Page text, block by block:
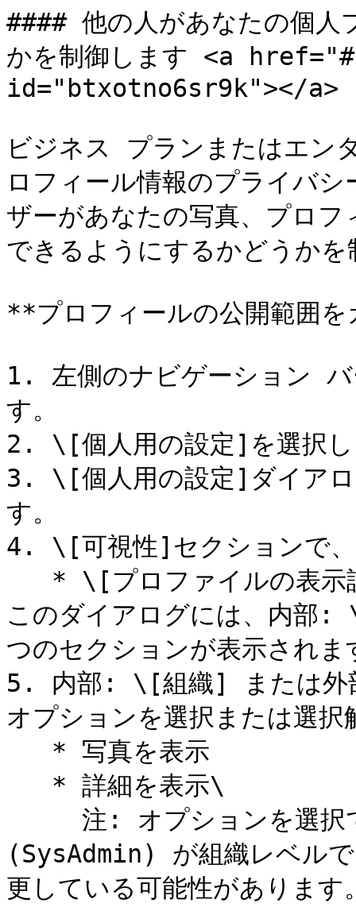
#### 他の人があなたの個人
かを制御します <a
id="btxotno6sr9k"></a>
ビジネス プランまたはエン
ロフィール情報のプライバ
ザーがあなたの写真、プロ
できるようにするかどうかを
**プロフィールの公開範囲
1. 左側のナビゲーション
す。
2. \[個人用の設定]を選択し
3. \[個人用の設定]ダイア
す。
4. \[可視性]セクションで
このダイアログには、内
つのセクションが表示されま
5. 内部: \[組織] または外
オプションを選択または選択
(SysAdmin) が組織レベル
更している可能性がありま